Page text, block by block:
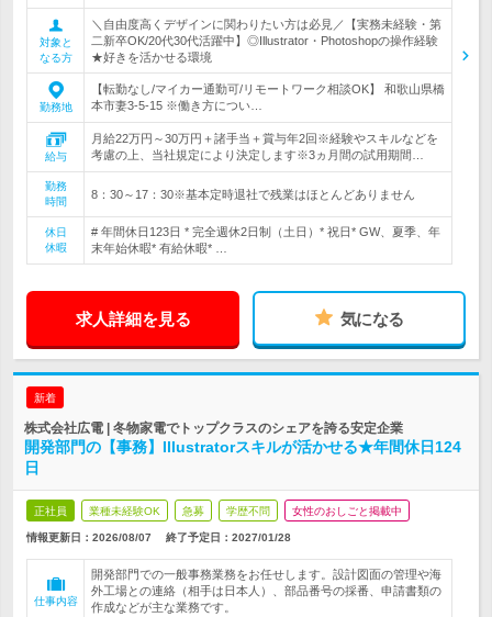
対象と
なる方
＼自由度高くデザインに関わりたい方は必見／【実務未経験・第
二新卒OK/20代30代活躍中】◎Illustrator・Photoshopの操作経験
★好きを活かせる環境
勤務地
【転勤なし/マイカー通勤可/リモートワーク相談OK】 和歌山県橋
本市妻3-5-15 ※働き方につい…
給与
月給22万円～30万円＋諸手当＋賞与年2回※経験やスキルなどを
考慮の上、当社規定により決定します※3ヵ月間の試用期間…
勤務
時間
8：30～17：30※基本定時退社で残業はほとんどありません
休日
休暇
# 年間休日123日 * 完全週休2日制（土日）* 祝日* GW、夏季、年
末年始休暇* 有給休暇* …
求人詳細を見る 気になる
新着
株式会社広電 | 冬物家電でトップクラスのシェアを誇る安定企業
開発部門の【事務】Illustratorスキルが活かせる★年間休日124
日
正社員 業種未経験OK 急募 学歴不問 女性のおしごと掲載中
情報更新日：2026/08/07 終了予定日： 2027/01/28
仕事内容
開発部門での一般事務業務をお任せします。設計図面の管理や海
外工場との連絡（相手は日本人）、部品番号の採番、申請書類の
作成などが主な業務です。